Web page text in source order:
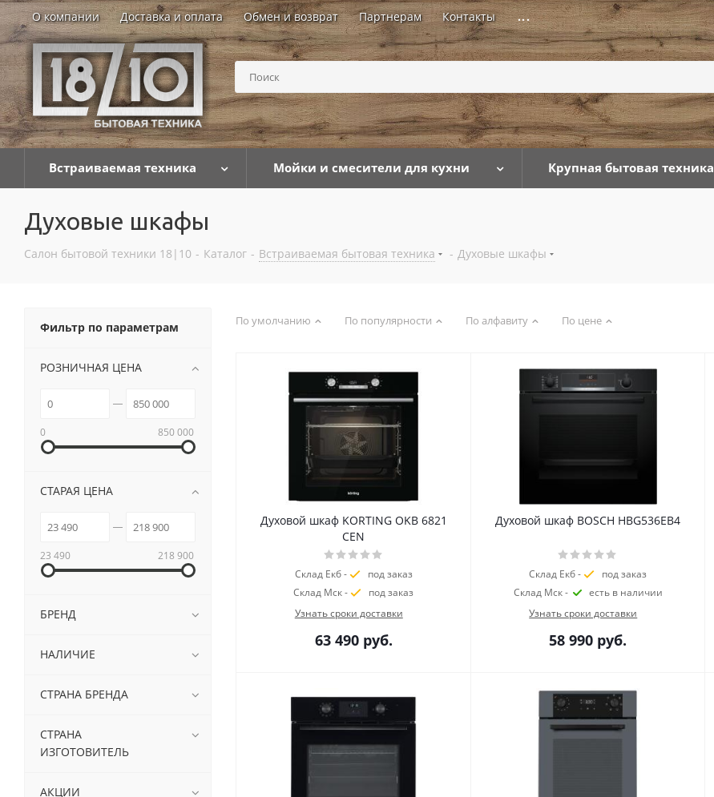
О компании Доставка и оплата Обмен и возврат Партнерам Контакты ...
Встраиваемая техника Мойки и смесители для кухни Крупная бытовая техника
Духовые шкафы
Салон бытовой техники 18|10 - Каталог - Встраиваемая бытовая техника - Духовые шкафы
По умолчанию По популярности По алфавиту По цене
Духовой шкаф KORTING OKB 6821
CEN
Склад Екб -
под заказ
Склад Мск -
под заказ
Узнать сроки доставки
63 490руб.
Духовой шкаф BOSCH HBG536EB4
Склад Екб -
под заказ
Склад Мск -
есть в наличии
Узнать сроки доставки
58 990 руб.
Фильтр по параметрам
РОЗНИЧНАЯ ЦЕНА
0 850 000
СТАРАЯ ЦЕНА
23 490 218 900
БРЕНД
НАЛИЧИЕ
СТРАНА БРЕНДА
СТРАНА
ИЗГОТОВИТЕЛЬ
АКЦИИ